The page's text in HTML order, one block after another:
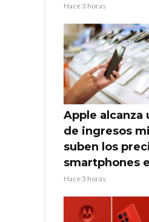
Hace 3 horas
Apple alcanza
de ingresos
suben los
smartphones
Hace 3 horas